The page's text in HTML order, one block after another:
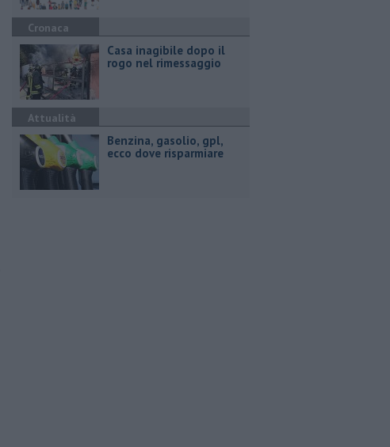
Cronaca
Casa inagibile dopo il
rogo nel rimessaggio
Attualità
​Benzina, gasolio, gpl,
ecco dove risparmiare